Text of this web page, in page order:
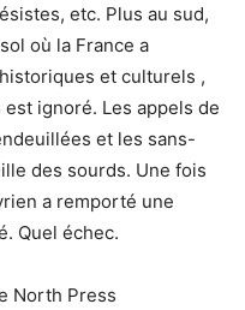
etc. Plus au sud,
où la France a
et culturels ,
ignoré. Les appels de
et les sans-
des sourds. Une fois
a remporté une
Quel échec.
North Press